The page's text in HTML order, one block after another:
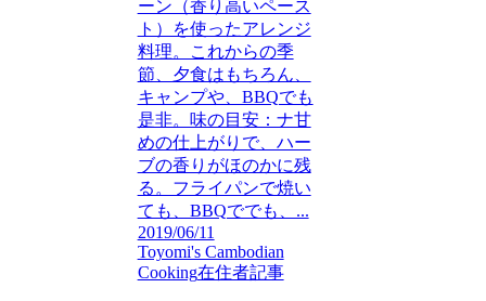
ーン（香り高いペース
ト）を使ったアレンジ
料理。これからの季
節、夕食はもちろん、
キャンプや、BBQでも
是非。味の目安：ナ甘
めの仕上がりで、ハー
ブの香りがほのかに残
る。フライパンで焼い
ても、BBQででも、...
2019/06/11
Toyomi's Cambodian
Cooking在住者記事